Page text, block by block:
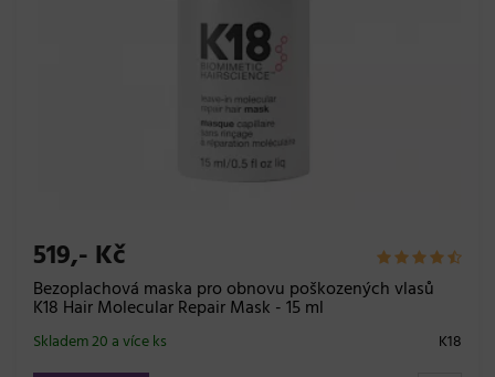
519,- Kč
Bezoplachová maska pro obnovu poškozených vlasů
K18 Hair Molecular Repair Mask - 15 ml
K18
Skladem 20 a více ks